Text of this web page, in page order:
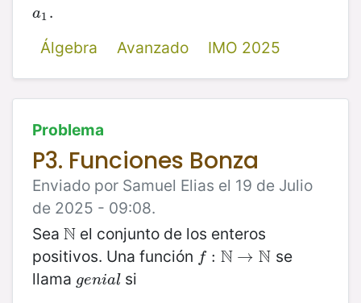
a1
a1 .
Álgebra
Avanzado IMO 2025
Problema
P3. Funciones Bonza
Enviado por Samuel Elias el 19 de Julio
de 2025 - 09:08.
Sea N
Nel conjunto de los enteros
positivos. Una función f : N → N
f: N → N
se
llama genial
genial si